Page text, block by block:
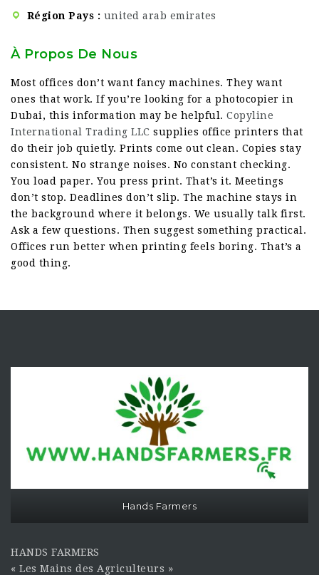
Région Pays
united arab emirates
À Propos De Nous
Most offices don’t want fancy machines. They want
ones that work. If you’re looking for a photocopier in
Dubai, this information may be helpful. Copyline
International Trading LLC supplies office printers that
do their job quietly. Prints come out clean. Copies stay
consistent. No strange noises. No constant checking.
You load paper. You press print. That’s it. Meetings
don’t stop. Deadlines don’t slip. The machine stays in
the background where it belongs. We usually talk first.
Ask a few questions. Then suggest something practical.
Offices run better when printing feels boring. That’s a
good thing.
Hands Farmers
HANDS FARMERS
« Les Mains des Agriculteurs »